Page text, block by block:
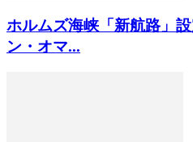
ホルムズ海峡「新航路」
ン・オマ...